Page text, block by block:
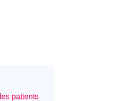
patients